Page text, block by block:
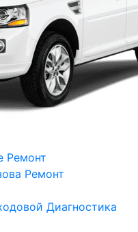
Ремонт
Ремонт
Диагностика